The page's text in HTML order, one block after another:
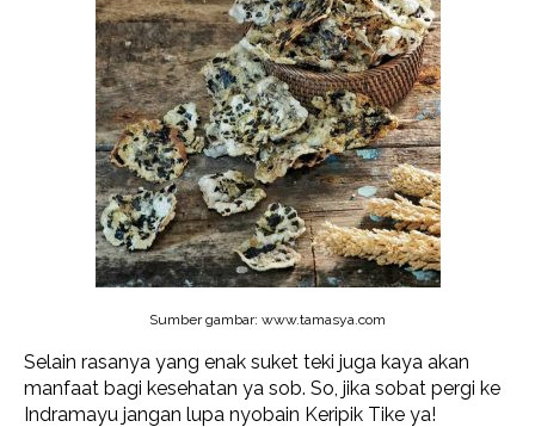
Sumber gambar: www.tamasya.com
Selain rasanya yang enak suket teki juga kaya akan
manfaat bagi kesehatan ya sob. So, jika sobat pergi ke
Indramayu jangan lupa nyobain Keripik Tike ya!